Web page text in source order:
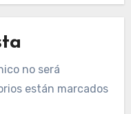
no será
están marcados